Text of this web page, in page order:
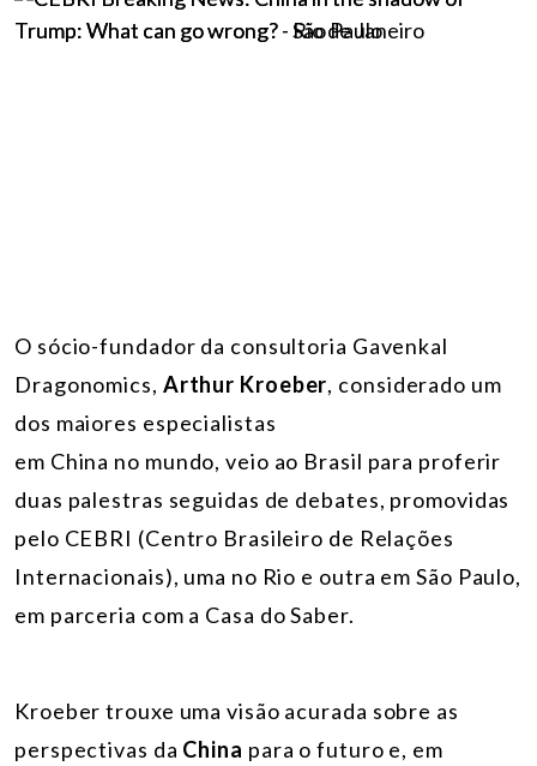
O sócio-fundador da consultoria Gavenkal
Dragonomics, Arthur Kroeber, considerado um
dos maiores especialistas
em China no mundo, veio ao Brasil para proferir
duas palestras seguidas de debates, promovidas
pelo CEBRI (Centro Brasileiro de Relações
Internacionais), uma no Rio e outra em São Paulo,
em parceria com a Casa do Saber.
Kroeber trouxe uma visão acurada sobre as
perspectivas da China para o futuro e, em